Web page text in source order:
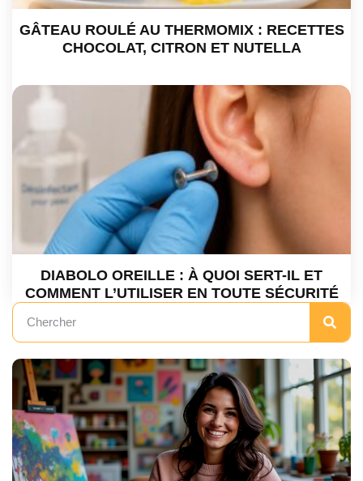
GÂTEAU ROULÉ AU THERMOMIX : RECETTES
CHOCOLAT, CITRON ET NUTELLA
DIABOLO OREILLE : À QUOI SERT-IL ET
COMMENT L’UTILISER EN TOUTE SÉCURITÉ